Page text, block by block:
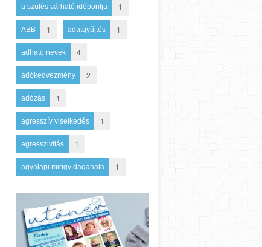
a szülés várható időpontja 1
ABB 1 adatgyűjtés 1
adható nevek 4
adókedvezmény 2
adózás 1
agresszív viselkedés 1
agresszivitás 1
agyalapi mirigy daganata 1